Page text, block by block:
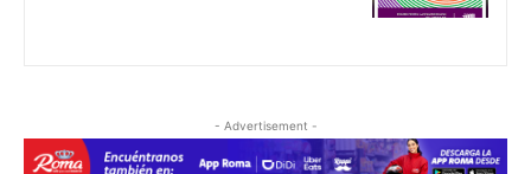
- Advertisement -